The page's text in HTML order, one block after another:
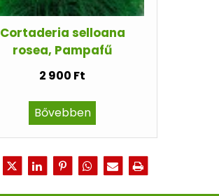
Cortaderia selloana
rosea, Pampafű
2 900 Ft
Bővebben